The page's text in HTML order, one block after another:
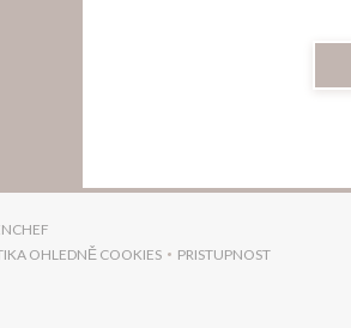
OHLEDNĚ COOKIES
((OTEVŘE SE V NOVÉM OKNĚ))
PRISTUPNOST
((OTEVŘE SE V